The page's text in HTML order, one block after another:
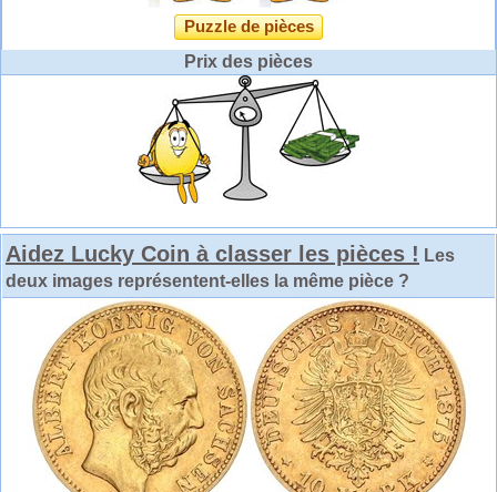
Puzzle de pièces
Prix des pièces
Aidez Lucky Coin à classer les pièces ! Les
deux images représentent-elles la même pièce ?